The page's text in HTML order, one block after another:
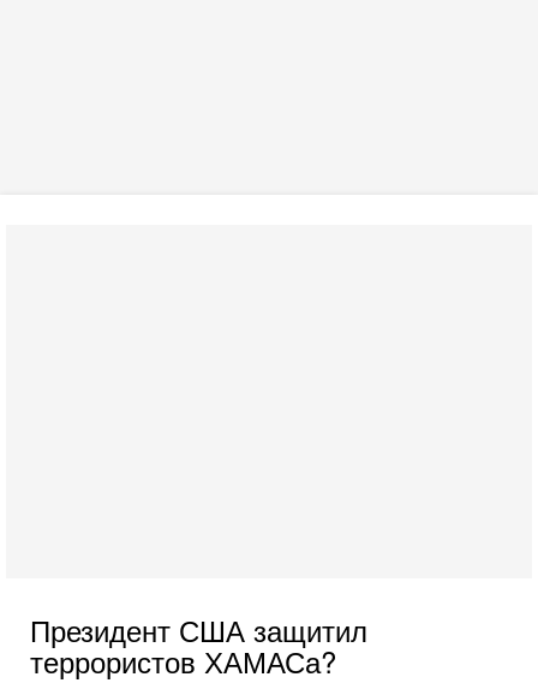
Президент США защитил
террористов ХАМАСа?